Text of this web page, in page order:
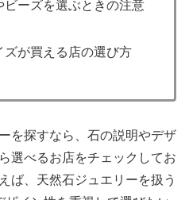
ビーズを選ぶときの注意
ズが買える店の選び方
を探すなら、石の説明やデザ
選べるお店をチェックしてお
ば、天然石ジュエリーを扱う